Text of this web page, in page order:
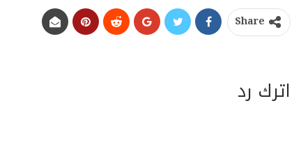
Share
اترك رد